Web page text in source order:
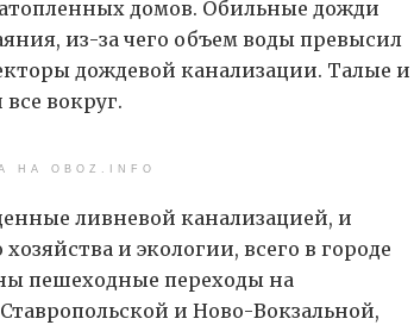
домов. Обильные дожди
из-за чего объем воды превысил
дождевой канализации. Талые и
вокруг.
НА OBOZ.INFO
ливневой канализацией, и
и экологии, всего в городе
пешеходные переходы на
и Ново-Вокзальной,